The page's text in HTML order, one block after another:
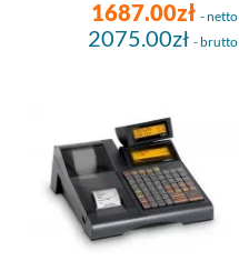
1687.00zł - netto
2075.00zł - brutto